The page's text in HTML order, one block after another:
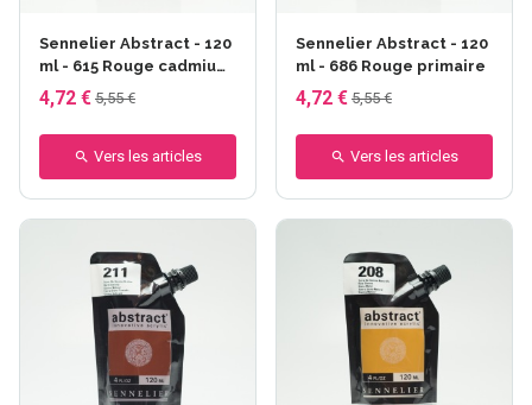
Sennelier Abstract - 120
ml - 615 Rouge cadmium
orange
4,72 € 5,55 €
Vers les articles
Sennelier Abstract - 120
ml - 686 Rouge primaire
4,72 € 5,55 €
Vers les articles